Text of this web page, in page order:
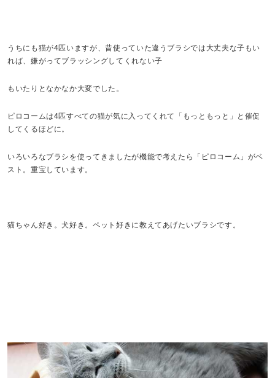
うちにも猫が4匹いますが、昔使っていた違うブラシでは大丈夫な子もい
れば、嫌がってブラッシングしてくれない子
もいたりとなかなか大変でした。
ピロコームは4匹すべての猫が気に入ってくれて「もっともっと」と催促
してくるほどに。
いろいろなブラシを使ってきましたが機能で考えたら「ピロコーム」がベ
スト。重宝しています。
猫ちゃん好き。犬好き。ペット好きに教えてあげたいブラシです。